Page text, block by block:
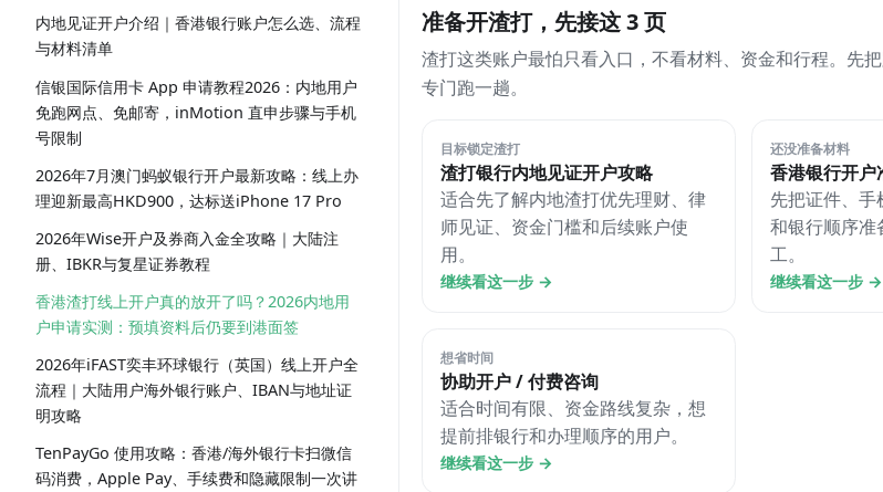
内地见证开户介绍｜香港银行账户怎么选、流程
与材料清单
信银国际信用卡 App 申请教程2026：内地用户
免跑网点、免邮寄，inMotion 直申步骤与手机
号限制
2026年7月澳门蚂蚁银行开户最新攻略：线上办
理迎新最高HKD900，达标送iPhone 17 Pro
2026年Wise开户及券商入金全攻略｜大陆注
册、IBKR与复星证券教程
香港渣打线上开户真的放开了吗？2026内地用
户申请实测：预填资料后仍要到港面签
2026年iFAST奕丰环球银行（英国）线上开户全
流程｜大陆用户海外银行账户、IBAN与地址证
明攻略
TenPayGo 使用攻略：香港/海外银行卡扫微信
码消费，Apple Pay、手续费和隐藏限制一次讲
准备开渣打，先接这 3 页
渣打这类账户最怕只看入口，不看材料、资金和行程。先
专门跑一趟。
目标锁定渣打
渣打银行内地见证开户攻略
适合先了解内地渣打优先理财、律
师见证、资金门槛和后续账户使
用。
继续看这一步 →
还没准备材料
香港银行开户
先把证件、手
和银行顺序准
工。
继续看这一步 →
想省时间
协助开户 / 付费咨询
适合时间有限、资金路线复杂，想
提前排银行和办理顺序的用户。
继续看这一步 →